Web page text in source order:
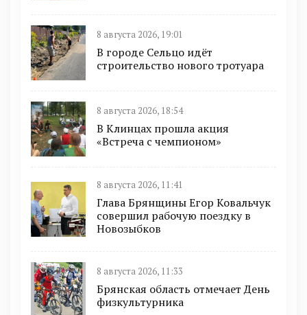
8 августа 2026, 19:01
В городе Сельцо идёт
строительство нового тротуара
8 августа 2026, 18:54
В Клинцах прошла акция
«Встреча с чемпионом»
8 августа 2026, 11:41
Глава Брянщины Егор Ковальчук
совершил рабочую поездку в
Новозыбков
8 августа 2026, 11:33
Брянская область отмечает День
физкультурника